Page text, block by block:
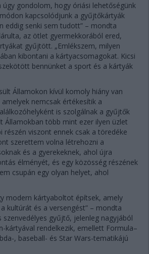
úgy gondolom, hogy óriási lehetőségünk
kapcsolódjunk a gyűjtőkártyák
eddig senki sem tudott” – mondta
az ötlet gyermekkorából ered,
gyűjtött. „Emlékszem, milyen
kibontani a kártyacsomagokat. Kicsi
bennünket a sport és a kártyák
Államokon kívül komoly hiány van
nemcsak értékesítik a
is szolgálnak a gyűjtők
Államokban több mint ezer ilyen üzlet
részén viszont ennek csak a töredéke
szerettem volna létrehozni a
és a gyerekeknek, ahol újra
élményét, és egy közösség részének
csupán egy olyan helyet, ahol
modern kártyaboltot építsek, amely
kultúrát és a versengést” – mondta
szenvedélyes gyűjtő, jelenleg nagyjából
kártyával rendelkezik, emellett Formula–
, baseball- és Star Wars-tematikájú